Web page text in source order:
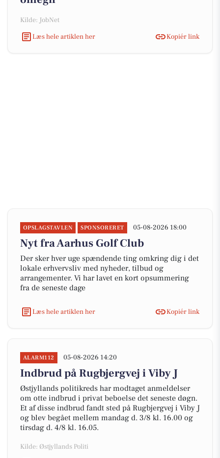
Kilde: JobNet
Læs hele artiklen her
Kopiér link
OPSLAGSTAVLEN SPONSORERET 05-08-2026 18:00
Nyt fra Aarhus Golf Club
Der sker hver uge spændende ting omkring dig i det
lokale erhvervsliv med nyheder, tilbud og
arrangementer. Vi har lavet en kort opsummering
fra de seneste dage
Læs hele artiklen her Kopiér link
ALARM112 05-08-2026 14:20
Indbrud på Rugbjergvej i Viby J
Østjyllands politikreds har modtaget anmeldelser
om otte indbrud i privat beboelse det seneste døgn.
Et af disse indbrud fandt sted på Rugbjergvej i Viby J
og blev begået mellem mandag d. 3/8 kl. 16.00 og
tirsdag d. 4/8 kl. 16.05.
Kilde: Østjyllands Politi